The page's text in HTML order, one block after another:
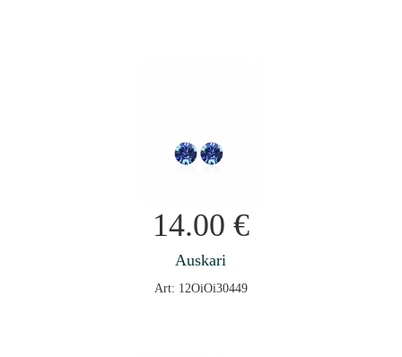
14.00 €
Auskari
Art: 12OiOi30449